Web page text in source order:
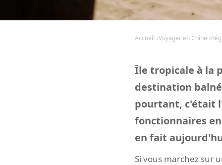
Accueil Voyager en Chine
Île tropicale à la
destination
pourtant, c'était
fonctionnaires
en fait
Si vous marchez sur